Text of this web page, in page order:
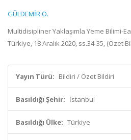
GÜLDEMİR O.
Multidisipliner Yaklaşımla Yeme Bilimi-
Türkiye, 18 Aralık 2020, ss.34-35, (Özet
Yayın Türü: Bildiri / Özet Bildiri
Basıldığı Şehir: İstanbul
Basıldığı Ülke: Türkiye